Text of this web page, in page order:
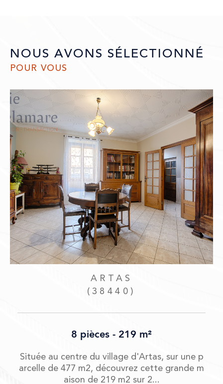
NOUS AVONS SÉLECTIONNÉ
POUR VOUS
ARTAS
(38440)
8 pièces - 219 m²
Située au centre du village d'Artas, sur une p
arcelle de 477 m2, découvrez cette grande m
aison de 219 m2 sur 2...